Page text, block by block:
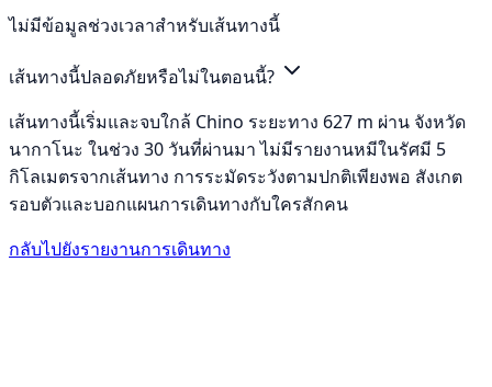
ไม่มีข้อมูลช่วงเวลาสำหรับเส้นทางนี้
เส้นทางนี้ปลอดภัยหรือไม่ในตอนนี้?
เส้นทางนี้เริ่มและจบใกล้ Chino ระยะทาง 627 m ผ่าน จังหวัด
นากาโนะ ในช่วง 30 วันที่ผ่านมา ไม่มีรายงานหมีในรัศมี 5
กิโลเมตรจากเส้นทาง การระมัดระวังตามปกติเพียงพอ สังเกต
รอบตัวและบอกแผนการเดินทางกับใครสักคน
กลับไปยังรายงานการเดินทาง